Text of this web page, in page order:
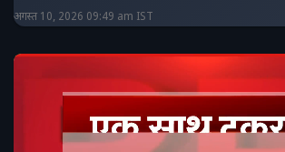
अगस्त 10, 2026 09:49 am IST